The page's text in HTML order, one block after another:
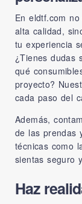
En eldtf.com
alta calidad,
tu experiencia
¿Tienes dudas
qué
proyecto?
cada paso del
Además,
de las prendas
técnicas como
sientas seguro
Haz